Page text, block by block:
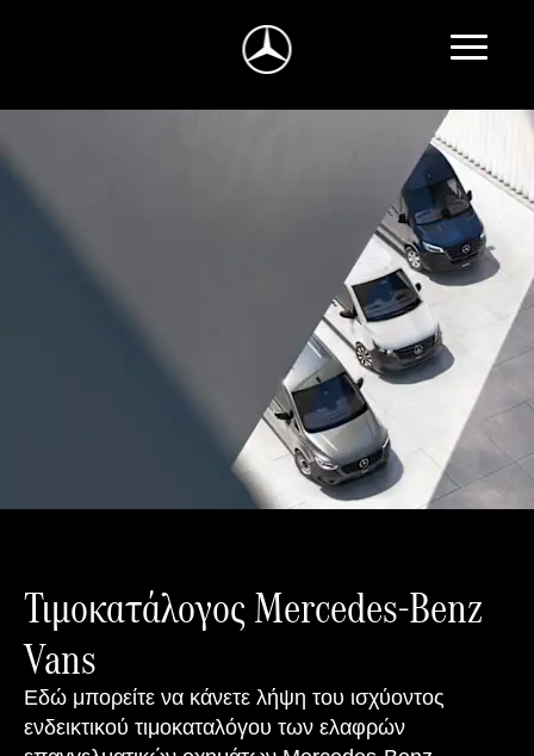
Τιμοκατάλογος Mercedes-Benz
Vans
Εδώ μπορείτε να κάνετε λήψη του ισχύοντος
ενδεικτικού τιμοκαταλόγου των ελαφρών